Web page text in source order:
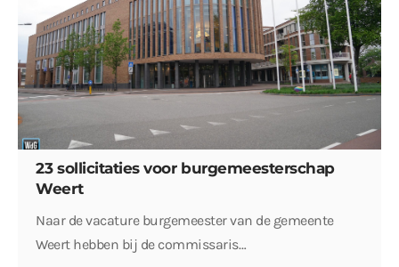
23 sollicitaties voor burgemeesterschap
Weert
Naar de vacature burgemeester van de gemeente
Weert hebben bij de commissaris…